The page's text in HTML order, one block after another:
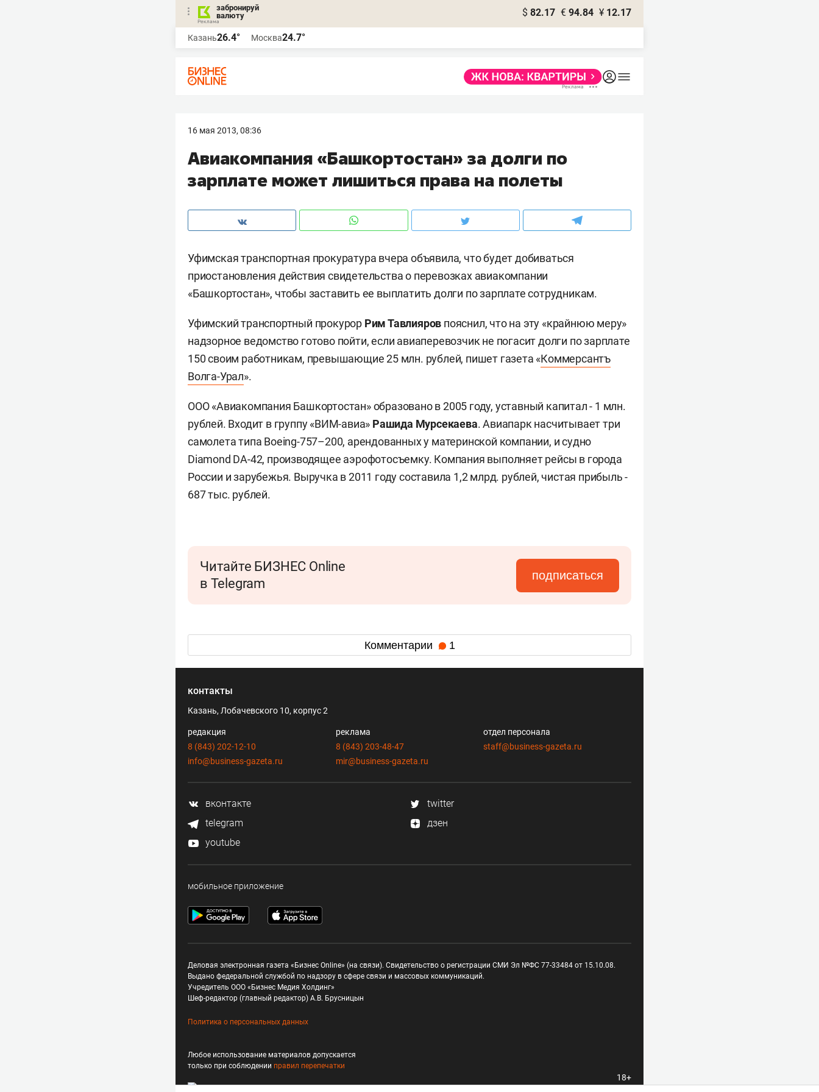
забронируй
валюту
$ 82.17 € 94.84 ¥ 12.17
Казань26.4° Москва24.7°
16 мая 2013, 08:36
Авиакомпания «Башкортостан» за долги по
зарплате может лишиться права на полеты
Уфимская транспортная прокуратура вчера объявила, что будет добиваться
приостановления действия свидетельства о перевозках авиакомпании
«Башкортостан», чтобы заставить ее выплатить долги по зарплате сотрудникам.
Уфимский транспортный прокурор Рим Тавлияров пояснил, что на эту «крайнюю меру»
надзорное ведомство готово пойти, если авиаперевозчик не погасит долги по зарплате
150 своим работникам, превышающие 25 млн. рублей, пишет газета «Коммерсантъ
Волга-Урал».
ООО «Авиакомпания Башкортостан» образовано в 2005 году, уставный капитал - 1 млн.
рублей. Входит в группу «ВИМ-авиа» Рашида Мурсекаева. Авиапарк насчитывает три
самолета типа Boeing-757–200, арендованных у материнской компании, и судно
Diamond DA-42, производящее аэрофотосъемку. Компания выполняет рейсы в города
России и зарубежья. Выручка в 2011 году составила 1,2 млрд. рублей, чистая прибыль -
687 тыс. рублей.
Читайте БИЗНЕС Online
в Telegram
подписаться
Комментарии 1
контакты
Казань, Лобачевского 10, корпус 2
редакция
8 (843) 202-12-10
info@business-gazeta.ru
реклама
8 (843) 203-48-47
mir@business-gazeta.ru
отдел персонала
staff@business-gazeta.ru
вконтакте
twitter
telegram
дзен
youtube
мобильное приложение
Деловая электронная газета «Бизнес Online» (на связи). Свидетельство о регистрации СМИ Эл №ФС 77-33484 от 15.10.08.
Выдано федеральной службой по надзору в сфере связи и массовых коммуникаций.
Учредитель ООО «Бизнес Медия Холдинг»
Шеф-редактор (главный редактор) А.В. Брусницын
Политика о персональных данных
Любое использование материалов допускается
только при соблюдении правил перепечатки
18+